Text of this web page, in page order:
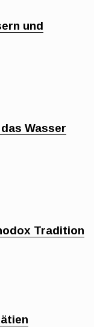
und
Wasser
Tradition